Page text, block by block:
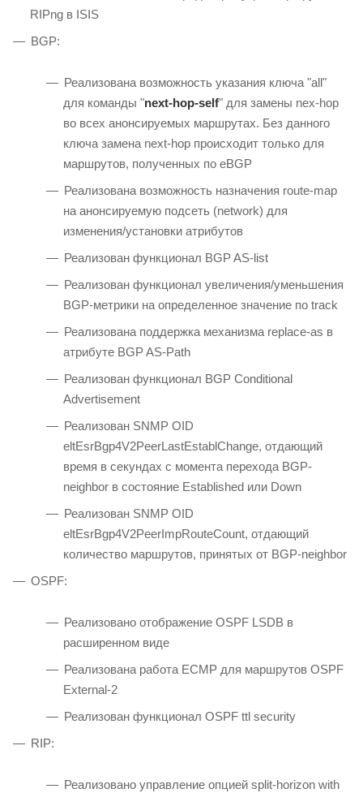
RIPng в ISIS
BGP:
Реализована возможность указания ключа "all"
для команды "next-hop-self" для замены nex-hop
во всех анонсируемых маршрутах. Без данного
ключа замена next-hop происходит только для
маршрутов, полученных по eBGP
Реализована возможность назначения route-map
на анонсируемую подсеть (network) для
изменения/установки атрибутов
Реализован функционал BGP AS-list
Реализован функционал увеличения/уменьшения
BGP-метрики на определенное значение по track
Реализована поддержка механизма replace-as в
атрибуте BGP AS-Path
Реализован функционал BGP Conditional
Advertisement
Реализован SNMP OID
eltEsrBgp4V2PeerLastEstablChange, отдающий
время в секундах с момента перехода BGP-
neighbor в состояние Established или Down
Реализован SNMP OID
eltEsrBgp4V2PeerImpRouteCount, отдающий
количество маршрутов, принятых от BGP-neighbor
OSPF:
Реализовано отображение OSPF LSDB в
расширенном виде
Реализована работа ECMP для маршрутов OSPF
External-2
Реализован функционал OSPF ttl security
RIP:
Реализовано управление опцией split-horizon with